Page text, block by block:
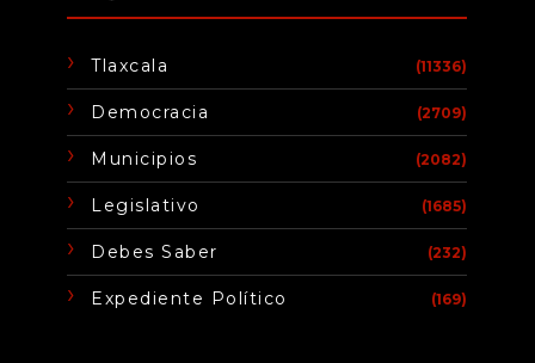
Tlaxcala (11336)
Democracia (2709)
Municipios (2082)
Legislativo (1685)
Debes Saber (232)
Expediente Político (169)